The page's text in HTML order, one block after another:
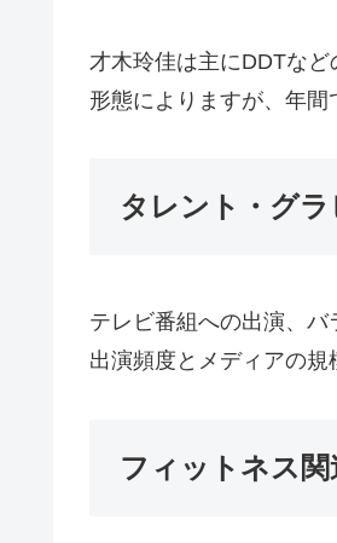
才木玲佳は主にDDTな
形態によりますが、年間
タレント・グ
テレビ番組への出演、
出演頻度とメディアの規
フィットネス関